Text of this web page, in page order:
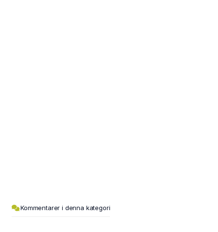
Kommentarer i denna kategori